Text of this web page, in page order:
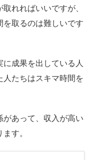
れればいいですが、
取るのは難しいです
成果を出している人
人たちはスキマ時間を
あって、収入が高い
す。